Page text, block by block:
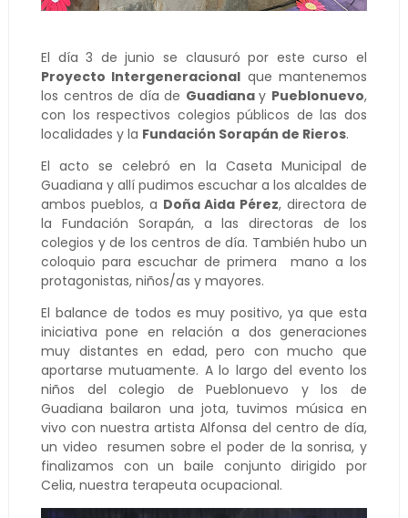
El día 3 de junio se clausuró por este curso el
Proyecto Intergeneracional que mantenemos
los centros de día de Guadianay Pueblonuevo,
con los respectivos colegios públicos de las dos
localidades y la Fundación Sorapán de Rieros.
El acto se celebró en la Caseta Municipal de
Guadiana y allí pudimos escuchar a los alcaldes de
ambos pueblos, a Doña Aida Pérez, directora de
la Fundación Sorapán, a las directoras de los
colegios y de los centros de día. También hubo un
coloquio para escuchar de primera mano a los
protagonistas, niños/as y mayores.
El balance de todos es muy positivo, ya que esta
iniciativa pone en relación a dos generaciones
muy distantes en edad, pero con mucho que
aportarse mutuamente. A lo largo del evento los
niños del colegio de Pueblonuevo y los de
Guadiana bailaron una jota, tuvimos música en
vivo con nuestra artista Alfonsa del centro de día,
un video resumen sobre el poder de la sonrisa, y
finalizamos con un baile conjunto dirigido por
Celia, nuestra terapeuta ocupacional.